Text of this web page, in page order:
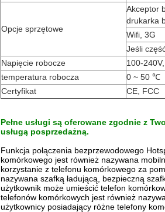
Opcje sprzętowe
Akceptor
drukarka
Wifi, 3G
Jeśli
Napięcie robocze
100-
temperatura robocza
0 ~ 50 ℃
Certyfikat
CE, FCC
Pełne usługi są oferowane zgodnie z
usługą posprzedażną.
Funkcja połączenia bezprzewodowego
komórkowego jest również nazywana
korzystanie z telefonu komórkowego za
nazywana szafką ładującą, bezpieczną
użytkownik może umieścić telefon
telefonów komórkowych jest również
użytkownicy posiadający różne telefony